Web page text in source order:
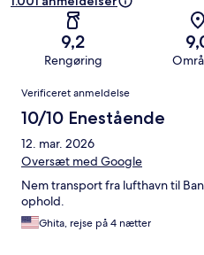
9,2
Rengøring
Anmeldelser
Verificeret anmeldelse
10/10 Enestående
12. mar. 2026
Oversæt med Google
Nem transport fra lufthavn til
ophold.
Ghita, rejse på 4 nætter